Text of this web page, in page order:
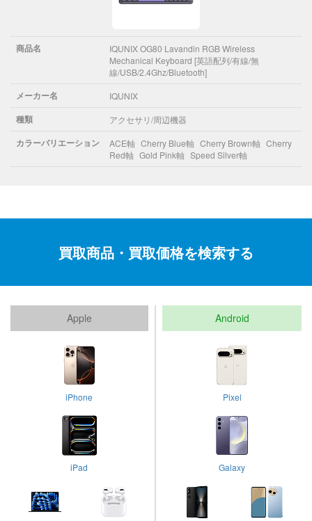
商品名
IQUNIX OG80 Lavandin RGB Wireless
Mechanical Keyboard [英語配列/有線/無
線/USB/2.4Ghz/Bluetooth]
メーカー名 IQUNIX
種類 アクセサリ/周辺機器
カラーバリエーション ACE軸 Cherry Blue軸 Cherry Brown軸 Cherry
Red軸 Gold Pink軸 Speed Silver軸
買取商品・買取価格を検索する
Apple
iPhone
iPad
Android
Pixel
Galaxy